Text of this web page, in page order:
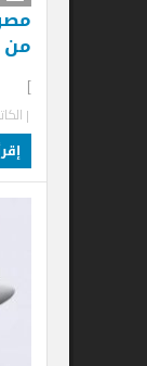
مصر
من
...